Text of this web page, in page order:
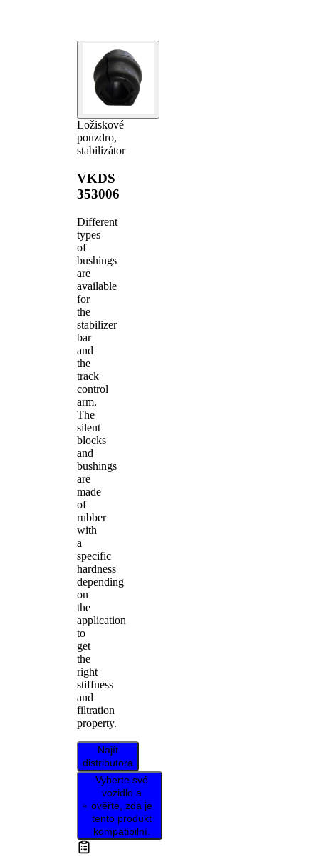
Ložiskové
pouzdro,
stabilizátor
VKDS
353006
Different
types
of
bushings
are
available
for
the
stabilizer
bar
and
the
track
control
arm.
The
silent
blocks
and
bushings
are
made
of
rubber
with
a
specific
hardness
depending
on
the
application
to
get
the
right
stiffness
and
filtration
property.
Najít
distributora
Vyberte své
vozidlo a
ověřte, zda je
tento produkt
kompatibilní.